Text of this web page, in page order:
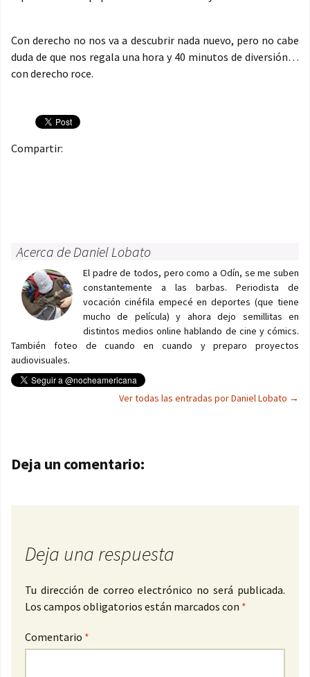
Con derecho no nos va a descubrir nada nuevo, pero no cabe
duda de que nos regala una hora y 40 minutos de diversión…
con derecho roce.
Compartir:
Acerca de Daniel Lobato
El padre de todos, pero como a Odín, se me suben
constantemente a las barbas. Periodista de
vocación cinéfila empecé en deportes (que tiene
mucho de película) y ahora dejo semillitas en
distintos medios online hablando de cine y cómics.
También foteo de cuando en cuando y preparo proyectos
audiovisuales.
Ver todas las entradas por Daniel Lobato →
Navegación de entradas
Deja un comentario:
Deja una respuesta
Tu dirección de correo electrónico no será publicada.
Los campos obligatorios están marcados con *
Comentario *